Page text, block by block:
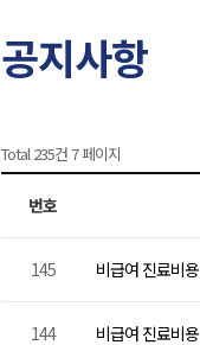
공지사항
Total 235건 7 페이지
번호
145 비급여 진료비
144 비급여 진료비